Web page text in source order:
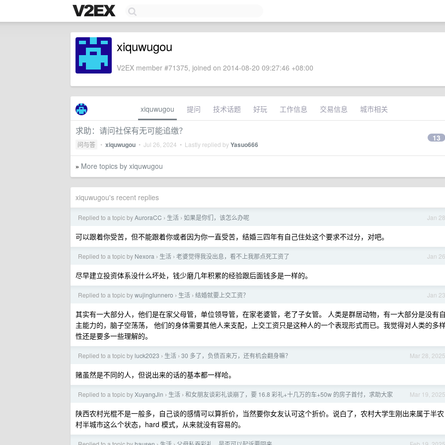
xiquwugou
V2EX member #71375, joined on 2014-08-20 09:27:46 +08:00
xiquwugou 提问 技术话题 好玩 工作信息 交易信息 城市相关
求助：请问社保有无可能追缴？
问与答 • xiquwugou • Jul 26, 2024 • Lastly replied byYasuo666
13
» More topics by xiquwugou
xiquwugou's recent replies
Jan 28
Replied to a topic byAuroraCC › 生活 › 如果是你们，该怎么办呢
可以跟着你受苦，但不能跟着你或者因为你一直受苦，结婚三四年有自己住处这个要求不过分，对吧。
Jan 26
Replied to a topic by Nexora › 生活 › 老婆觉得我没出息，看不上我那点死工资了
尽早建立投资体系没什么坏处，钱少磨几年积累的经验跟后面钱多是一样的。
Jan 23
Replied to a topic bywujinglunnero › 生活 › 结婚就要上交工资？
其实有一大部分人，他们是在家父母管，单位领导管，在家老婆管，老了子女管。 人类是群居动物，有一大部分是没有自
主能力的，脑子空荡荡， 他们的身体需要其他人来支配，上交工资只是这种人的一个表现形式而已。我觉得对人类的多
性还是要多一些理解的。
Mar 28, 2025
Replied to a topic by luck2023 › 生活 › 30 多了，负债百来万，还有机会翻身嘛？
赌虽然是不同的人，但说出来的话的基本都一样哈。
Mar 19, 2025
Replied to a topic byXuyangJin › 生活 › 和女朋友谈彩礼谈崩了，要 16.8 彩礼+十几万的车+50w 的房子首付，求助大家
陕西农村光棍不是一般多，自己谈的感情可以算折价，当然要你女友认可这个折价。说白了，农村大学生刚出来属于半农
村半城市这么个状态，hard 模式，从来就没有容易的。